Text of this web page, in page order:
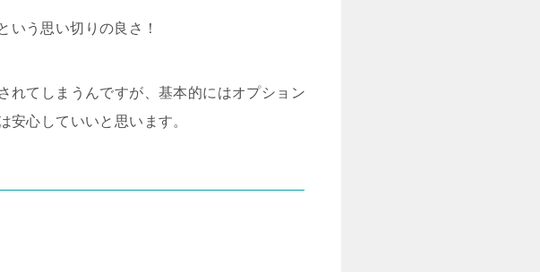
いう思い切りの良さ！
れてしまうんですが、基本的にはオプション
心していいと思います。